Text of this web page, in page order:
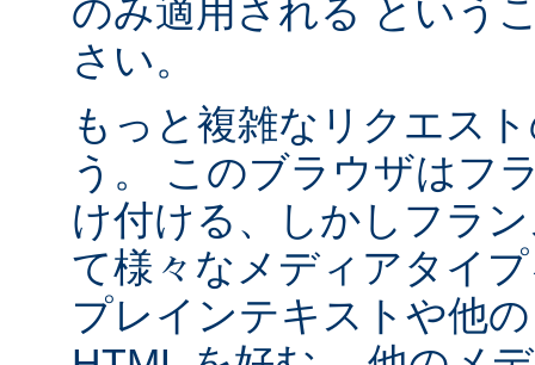
のみ適用される という
さい。
もっと複雑なリクエス
う。 このブラウザはフ
け付ける、しかしフラ
て様々なメディアタイ
プレインテキストや他